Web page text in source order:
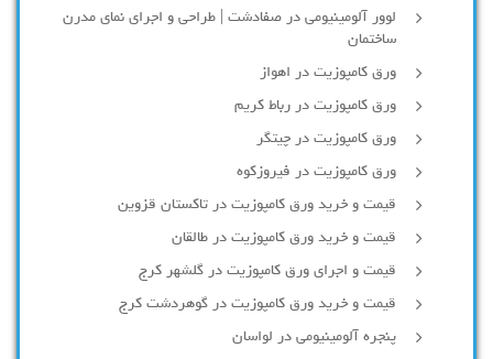
لوور آلومینیومی در صفادشت | طراحی و اجرای نمای مدرن
ساختمان
ورق کامپوزیت در اهواز
ورق کامپوزیت در رباط کریم
ورق کامپوزیت در چیتگر
ورق کامپوزیت در فیروزکوه
قیمت و خرید ورق کامپوزیت در تاکستان قزوین
قیمت و خرید ورق کامپوزیت در طالقان
قیمت و اجرای ورق کامپوزیت در گلشهر کرج
قیمت و خرید ورق کامپوزیت در گوهردشت کرج
پنجره آلومینیومی در لواسان